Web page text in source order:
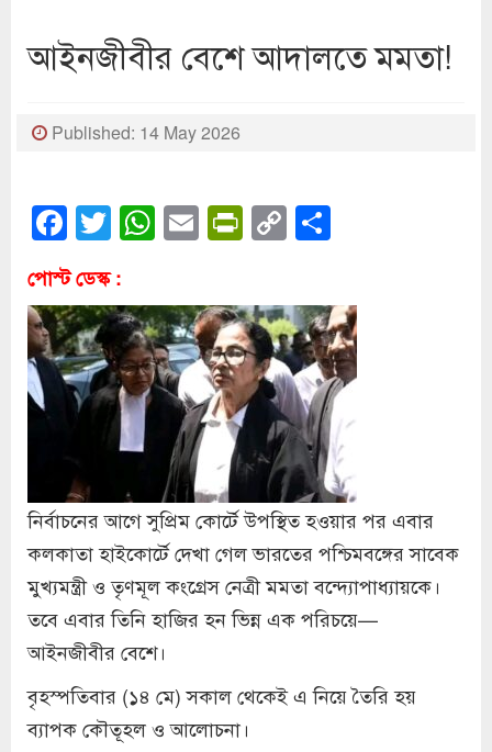
আইনজীবীর বেশে আদালতে মমতা!
Published: 14 May 2026
Facebook
Twitter
WhatsApp
EmailPrintFriendly
Copy
Link
পোস্ট ডেস্ক :
নির্বাচনের আগে সুপ্রিম কোর্টে উপস্থিত হওয়ার পর এবার
কলকাতা হাইকোর্টে দেখা গেল ভারতের পশ্চিমবঙ্গের সাবেক
মুখ্যমন্ত্রী ও তৃণমূল কংগ্রেস নেত্রী মমতা বন্দ্যোপাধ্যায়কে।
তবে এবার তিনি হাজির হন ভিন্ন এক পরিচয়ে—
আইনজীবীর বেশে।
বৃহস্পতিবার (১৪ মে) সকাল থেকেই এ নিয়ে তৈরি হয়
ব্যাপক কৌতূহল ও আলোচনা।